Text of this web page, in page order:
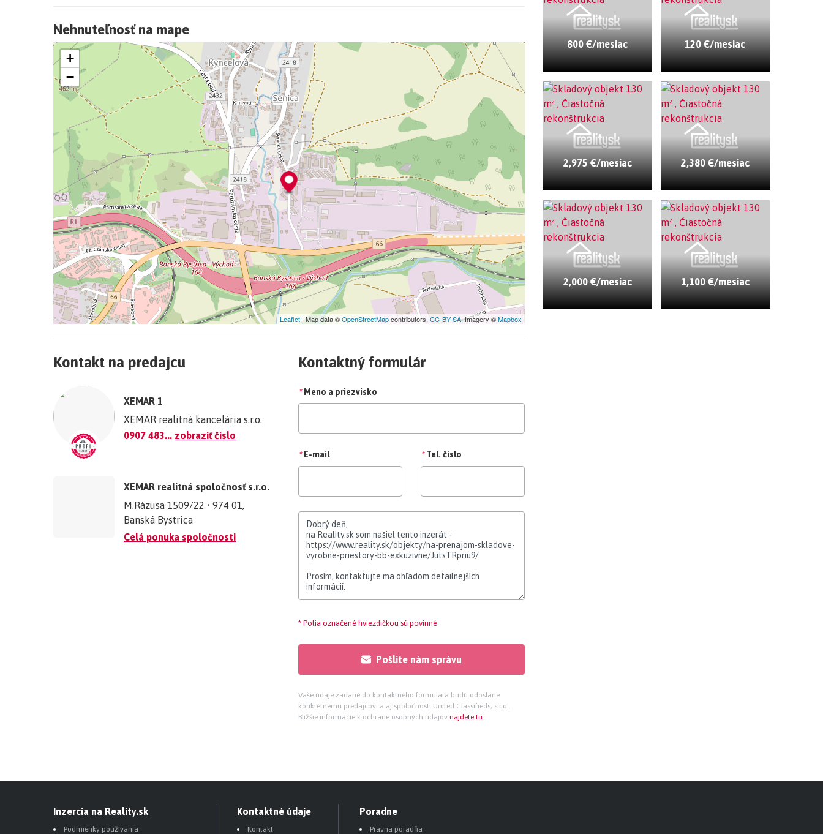
Nehnuteľnosť na mape
−
+
−
Leaflet | Map data ©OpenStreetMapcontributors, CC-BY-SA, Imagery ©Mapbox
Kontakt na predajcu
XEMAR 1
XEMAR realitná kancelária s.r.o.
0907 483... zobraziť číslo
XEMAR realitná spoločnosť s.r.o.
M.Rázusa 1509/22 • 974 01,
Banská Bystrica
Celá ponuka spoločnosti
Kontaktný formulár
* Meno a priezvisko
* E-mail * Tel. čislo
* Polia označené hviezdičkou sú povinné
Pošlite nám správu
Vaše údaje zadané do kontaktného formulára budú odoslané
konkrétnemu predajcovi a aj spoločnosti United Classifieds, s.r.o..
Bližšie informácie k ochrane osobných údajov nájdete tu
800 €/mesiac 120 €/mesiac
2,975 €/mesiac 2,380 €/mesiac
2,000 €/mesiac 1,100 €/mesiac
Inzercia na Reality.sk
Podmienky používania
Kontaktné údaje
Kontakt
Poradne
Právna poradňa